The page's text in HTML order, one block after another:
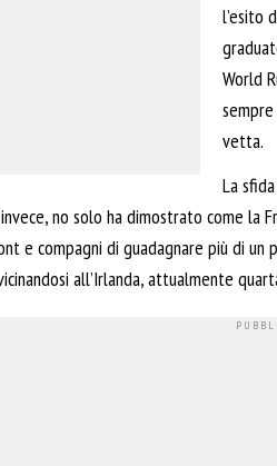
l’esito
World
vetta.
La
invece, no solo ha dimostrato come la
e compagni di guadagnare più di un
all’Irlanda, attualmente